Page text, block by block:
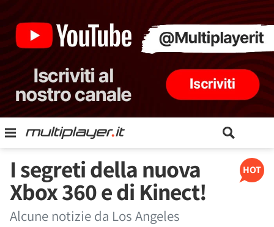
HOT
I segreti della nuova
Xbox 360 e di Kinect!
Alcune notizie da Los Angeles